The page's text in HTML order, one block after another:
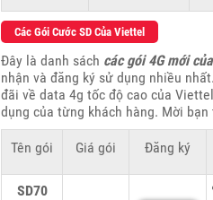
Các Gói Cước SD Của Viettel
Đây là danh sách các gói 4G mới
nhận và đăng ký sử dụng nhiều
đãi về data 4g tốc độ cao của
dụng của từng khách hàng. Mời
Tên gói Giá gói Đăng ký
SD70